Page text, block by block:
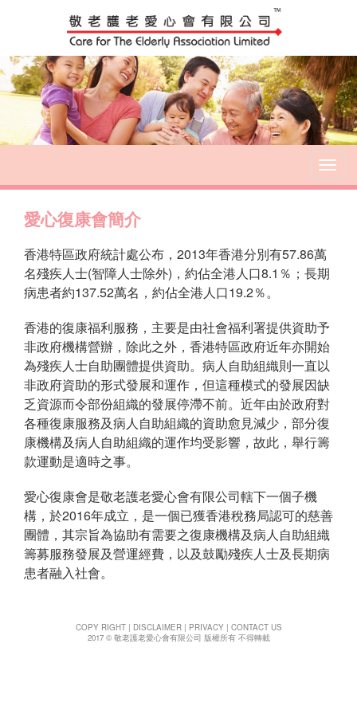
T
o
n
a
i
g
a
t
i
o
n
愛心復康會簡介
香港特區政府統計處公布，2013年香港分別有57.86萬
名殘疾人士(智障人士除外)，約佔全港人口8.1％；長期
病患者約137.52萬名，約佔全港人口19.2％。
香港的復康福利服務，主要是由社會福利署提供資助予
非政府機構營辦，除此之外，香港特區政府近年亦開始
為殘疾人士自助團體提供資助。病人自助組織則一直以
非政府資助的形式發展和運作，但這種模式的發展因缺
乏資源而令部份組織的發展停滯不前。近年由於政府對
各種復康服務及病人自助組織的資助愈見減少，部分復
康機構及病人自助組織的運作均受影響，故此，舉行籌
款運動是適時之事。
愛心復康會是敬老護老愛心會有限公司轄下一個子機
構，於2016年成立，是一個已獲香港稅務局認可的慈善
團體，其宗旨為協助有需要之復康機構及病人自助組織
籌募服務發展及營運經費，以及鼓勵殘疾人士及長期病
患者融入社會。
COPY RIGHT| DISCLAIMER| PRIVACY| CONTACT US
2017 © 敬老護老愛心會有限公司 版權所有 不得轉載